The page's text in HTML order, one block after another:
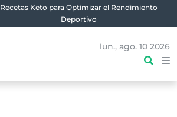
Recetas Keto para Optimizar el Rendimiento
Deportivo
lun., ago. 10 2026